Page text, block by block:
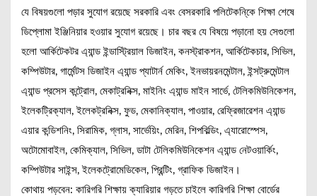
যে বিষয়গুলো পড়ার সুযোগ রয়েছে সরকারি এবং বেসরকারি পলিটেকনি্কে শিক্ষা শেষে
ডিপ্লোমা ইঞ্জিনিয়ার হওয়ার সুযোগ রয়েছে। চার বছর যে বিষয়ে পড়ানো হয় সেগুলো
হলো আর্কিটেকটর এ্যান্ড ইন্ডাস্ট্রিয়াল ডিজাইন, কনস্ট্রাকশন, আর্কিটেকচার, সিভিল,
কম্পিউটার, গার্মেন্টস ডিজাইন এ্যান্ড প্যাটার্ন মেকিং, ইনভায়রনমেন্টাল, ইন্সট্রুমেন্টাল
এ্যান্ড প্রসেস কন্ট্রোল, মেকাট্রনিক্স, মাইনিং এ্যান্ড মাইন সার্ভে, টেলিকমিউনিকেশন,
ইলেকট্রিক্যাল, ইলেকট্রনিক্স, ফুড, মেকানিক্যাল, পাওয়ার, রেফ্রিজারেশন এ্যান্ড
এয়ার কন্ডিশনিং, সিরামিক, গ্লাস, সার্ভেয়িং, মেরিন, শিপবিল্ডিং, এ্যারোস্পেস,
অটোমোবাইল, কেমিক্যাল, সিভিল, ডাটা টেলিকমিউনিকেশন এ্যান্ড নেটওয়ার্কিং,
কম্পিউটার সাইন্স, ইলেকট্রোমেডিকেল, প্রিন্টিং, গ্রাফিক ডিজাইন।
কোথায় পড়বেন: কারিগরি শিক্ষায় ক্যারিয়ার গড়তে চাইলে কারিগরি শিক্ষা বোর্ডের